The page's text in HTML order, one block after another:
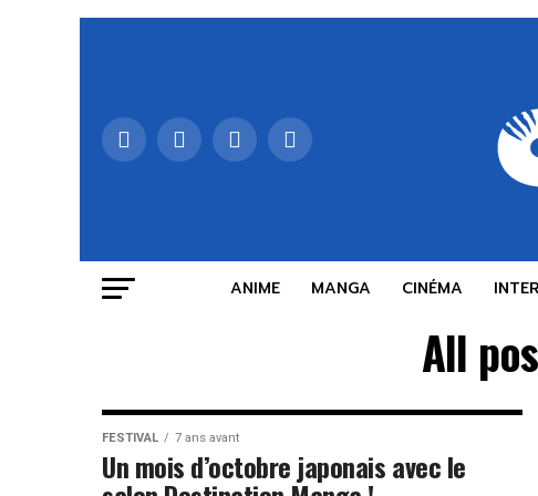
ANIME MANGA CINÉMA
All
FESTIVAL 7 ans avant
Un mois d’octobre japonais avec le